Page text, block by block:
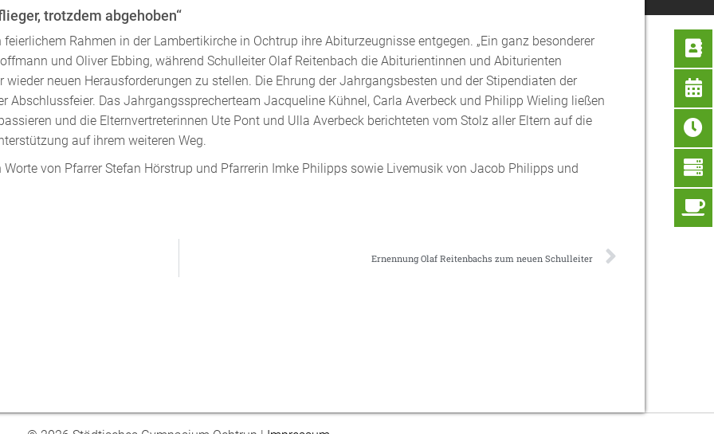
trotzdem abgehoben“
Rahmen in der Lambertikirche in Ochtrup ihre Abiturzeugnisse entgegen. „Ein ganz besonderer
und Oliver Ebbing, während Schulleiter Olaf Reitenbach die Abiturientinnen und Abiturienten
neuen Herausforderungen zu stellen. Die Ehrung der Jahrgangsbesten und der Stipendiaten der
Abschlussfeier. Das Jahrgangssprecherteam Jacqueline Kühnel, Carla Averbeck und Philipp Wieling ließen
und die Elternvertreterinnen Ute Pont und Ulla Averbeck berichteten vom Stolz aller Eltern auf die
auf ihrem weiteren Weg.
von Pfarrer Stefan Hörstrup und Pfarrerin Imke Philipps sowie Livemusik von Jacob Philipps und
Ernennung Olaf Reitenbachs zum neuen Schulleiter